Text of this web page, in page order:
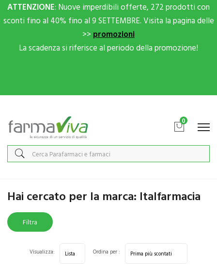
ATTENZIONE: Nuove imperdibili offerte, 272 prodotti con
sconti fino al 40% fino al 9 SETTEMBRE. Visita la pagina delle
>> promozioni
La scadenza si riferisce al periodo della promozione!
0
Home Marche parafarmaci Italfarmacia
Hai cercato per la marca: Italfarmacia
Filtra
Visualizza: Ordina per :